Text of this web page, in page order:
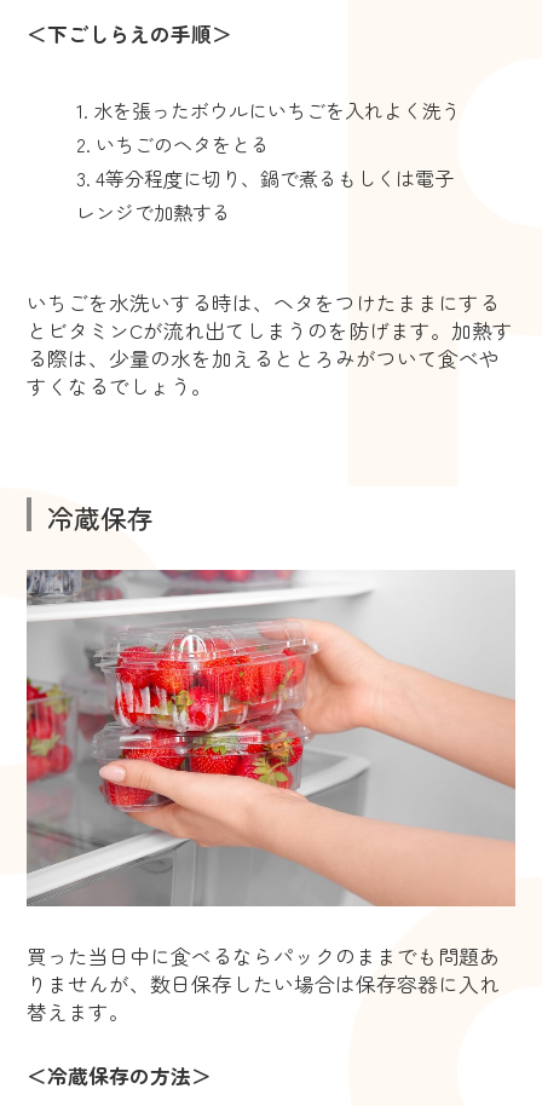
＜下ごしらえの手順＞
水を張ったボウルにいちごを入れよく洗う
いちごのヘタをとる
4等分程度に切り、鍋で煮るもしくは電子
レンジで加熱する
いちごを水洗いする時は、ヘタをつけたままにする
とビタミンCが流れ出てしまうのを防げます。加熱す
る際は、少量の水を加えるととろみがついて食べや
すくなるでしょう。
冷蔵保存
買った当日中に食べるならパックのままでも問題あ
りませんが、数日保存したい場合は保存容器に入れ
替えます。
＜冷蔵保存の方法＞